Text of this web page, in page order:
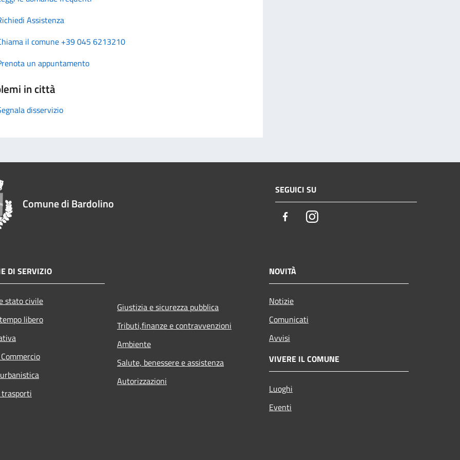
Assistenza
il comune +39 045 6213210
un appuntamento
in città
disservizio
Comune di Bardolino
SEGUICI SU
FacebookInstagram
DI SERVIZIO
stato civile
libero
Giustizia e sicurezza pubblica
Tributi,finanze e contravvenzioni
Ambiente
Salute, benessere e assistenza
Autorizzazioni
NOVITÀ
Notizie
Comunicati
Avvisi
VIVERE IL COMUNE
Luoghi
Eventi